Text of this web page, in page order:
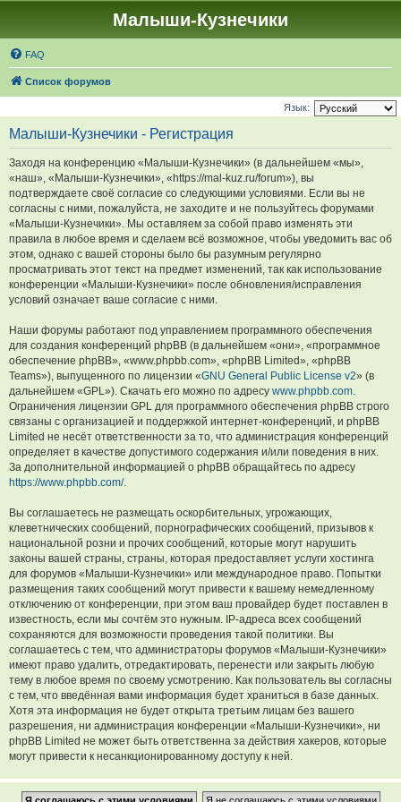
Малыши-Кузнечики
FAQ
Список форумов
Язык:
Малыши-Кузнечики - Регистрация
Заходя на конференцию «Малыши-Кузнечики» (в дальнейшем «мы»,
«наш», «Малыши-Кузнечики», «https://mal-kuz.ru/forum»), вы
подтверждаете своё согласие со следующими условиями. Если вы не
согласны с ними, пожалуйста, не заходите и не пользуйтесь форумами
«Малыши-Кузнечики». Мы оставляем за собой право изменять эти
правила в любое время и сделаем всё возможное, чтобы уведомить вас об
этом, однако с вашей стороны было бы разумным регулярно
просматривать этот текст на предмет изменений, так как использование
конференции «Малыши-Кузнечики» после обновления/исправления
условий означает ваше согласие с ними.
Наши форумы работают под управлением программного обеспечения
для создания конференций phpBB (в дальнейшем «они», «программное
обеспечение phpBB», «www.phpbb.com», «phpBB Limited», «phpBB
Teams»), выпущенного по лицензии «GNU General Public License v2» (в
дальнейшем «GPL»). Скачать его можно по адресу www.phpbb.com.
Ограничения лицензии GPL для программного обеспечения phpBB строго
связаны с организацией и поддержкой интернет-конференций, и phpBB
Limited не несёт ответственности за то, что администрация конференций
определяет в качестве допустимого содержания и/или поведения в них.
За дополнительной информацией о phpBB обращайтесь по адресу
https://www.phpbb.com/.
Вы соглашаетесь не размещать оскорбительных, угрожающих,
клеветнических сообщений, порнографических сообщений, призывов к
национальной розни и прочих сообщений, которые могут нарушить
законы вашей страны, страны, которая предоставляет услуги хостинга
для форумов «Малыши-Кузнечики» или международное право. Попытки
размещения таких сообщений могут привести к вашему немедленному
отключению от конференции, при этом ваш провайдер будет поставлен в
известность, если мы сочтём это нужным. IP-адреса всех сообщений
сохраняются для возможности проведения такой политики. Вы
соглашаетесь с тем, что администраторы форумов «Малыши-Кузнечики»
имеют право удалить, отредактировать, перенести или закрыть любую
тему в любое время по своему усмотрению. Как пользователь вы согласны
с тем, что введённая вами информация будет храниться в базе данных.
Хотя эта информация не будет открыта третьим лицам без вашего
разрешения, ни администрация конференции «Малыши-Кузнечики», ни
phpBB Limited не может быть ответственна за действия хакеров, которые
могут привести к несанкционированному доступу к ней.